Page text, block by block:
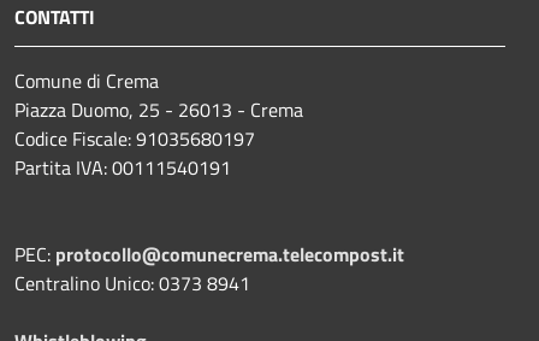
CONTATTI
Comune di Crema
Piazza Duomo, 25 - 26013 - Crema
Codice Fiscale: 91035680197
Partita IVA: 00111540191
PEC: protocollo@comunecrema.telecompost.it
Centralino Unico: 0373 8941